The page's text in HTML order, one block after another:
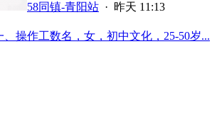
58同镇-青阳站 · 昨天 11:13
操作工数名，女，初中文化，25-50岁...